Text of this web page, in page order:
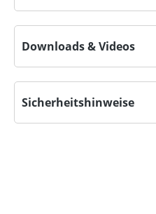
Downloads & Videos
Sicherheitshinweise